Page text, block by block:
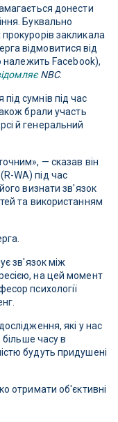
донести
Буквально
закликала
відмовитися від
належить Facebook),
NBC.
сумнів під час
брали участь
й генеральний
— сказав він
WA) під час
визнати зв'язок
та використанням
зв'язок між
на цей момент
психології
які у нас
часу в
будуть придушені
отримати об'єктивні